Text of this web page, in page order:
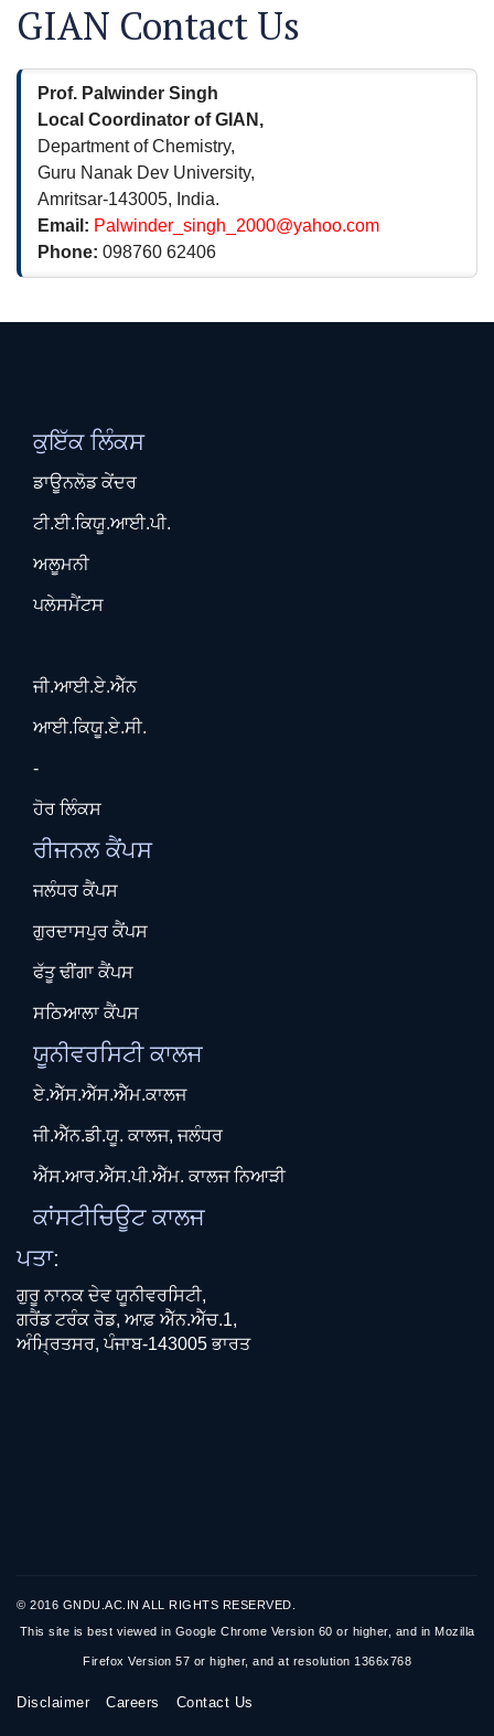
GIAN Contact Us
Prof. Palwinder Singh
Local Coordinator of GIAN,
Department of Chemistry,
Guru Nanak Dev University,
Amritsar-143005, India.
Email: Palwinder_singh_2000@yahoo.com
Phone: 098760 62406
ਕੁਇੱਕ ਲਿੰਕਸ
ਡਾਊਨਲੋਡ ਕੇਂਦਰ
ਟੀ.ਈ.ਕਿਯੂ.ਆਈ.ਪੀ.
ਅਲੂਮਨੀ
ਪਲੇਸਮੈਂਟਸ
ਜੀ.ਆਈ.ਏ.ਐੱਨ
ਆਈ.ਕਿਯੂ.ਏ.ਸੀ.
-
ਹੋਰ ਲਿੰਕਸ
ਰੀਜਨਲ ਕੈਂਪਸ
ਜਲੰਧਰ ਕੈਂਪਸ
ਗੁਰਦਾਸਪੁਰ ਕੈਂਪਸ
ਫੱਤੂ ਢੀਂਗਾ ਕੈਂਪਸ
ਸਠਿਆਲਾ ਕੈਂਪਸ
ਯੂਨੀਵਰਸਿਟੀ ਕਾਲਜ
ਏ.ਐੱਸ.ਐੱਸ.ਐੱਮ.ਕਾਲਜ
ਜੀ.ਐੱਨ.ਡੀ.ਯੂ. ਕਾਲਜ, ਜਲੰਧਰ
ਐੱਸ.ਆਰ.ਐੱਸ.ਪੀ.ਐੱਮ. ਕਾਲਜ ਨਿਆੜੀ
ਕਾਂਸਟੀਚਿਊਟ ਕਾਲਜ
ਪਤਾ:
ਗੁਰੂ ਨਾਨਕ ਦੇਵ ਯੂਨੀਵਰਸਿਟੀ,
ਗਰੈਂਡ ਟਰੰਕ ਰੋਡ, ਆਫ਼ ਐੱਨ.ਐੱਚ.1,
ਅੰਮ੍ਰਿਤਸਰ, ਪੰਜਾਬ-143005 ਭਾਰਤ
© 2016 GNDU.AC.IN ALL RIGHTS RESERVED.
This site is best viewed in Google Chrome Version 60 or higher, and in Mozilla
Firefox Version 57 or higher, and at resolution 1366x768
Disclaimer Careers Contact Us